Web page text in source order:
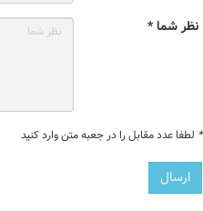
نظر شما *
* لطفا عدد مقابل را در جعبه متن وارد کنید